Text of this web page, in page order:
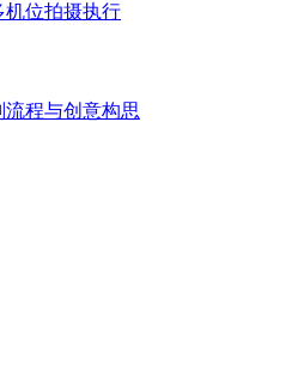
机位拍摄执行
程与创意构思